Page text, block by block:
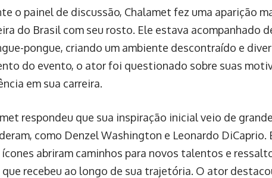
o painel de discussão, Chalamet fez uma aparição
do Brasil com seu rosto. Ele estava acompanhado
pongue, criando um ambiente descontraído e
do evento, o ator foi questionado sobre suas
em sua carreira.
respondeu que sua inspiração inicial veio de
como Denzel Washington e Leonardo DiCaprio.
ícones abriram caminhos para novos talentos e
recebeu ao longo de sua trajetória. O ator